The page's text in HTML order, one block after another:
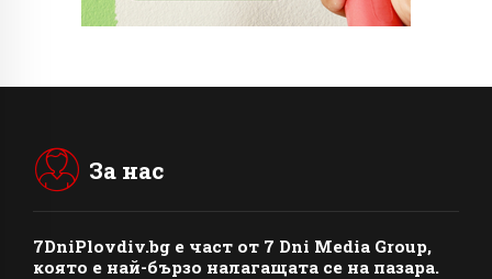
За нас
7DniPlovdiv.bg e част от 7 Dni Media Group,
която е най-бързо налагащата се на пазара.